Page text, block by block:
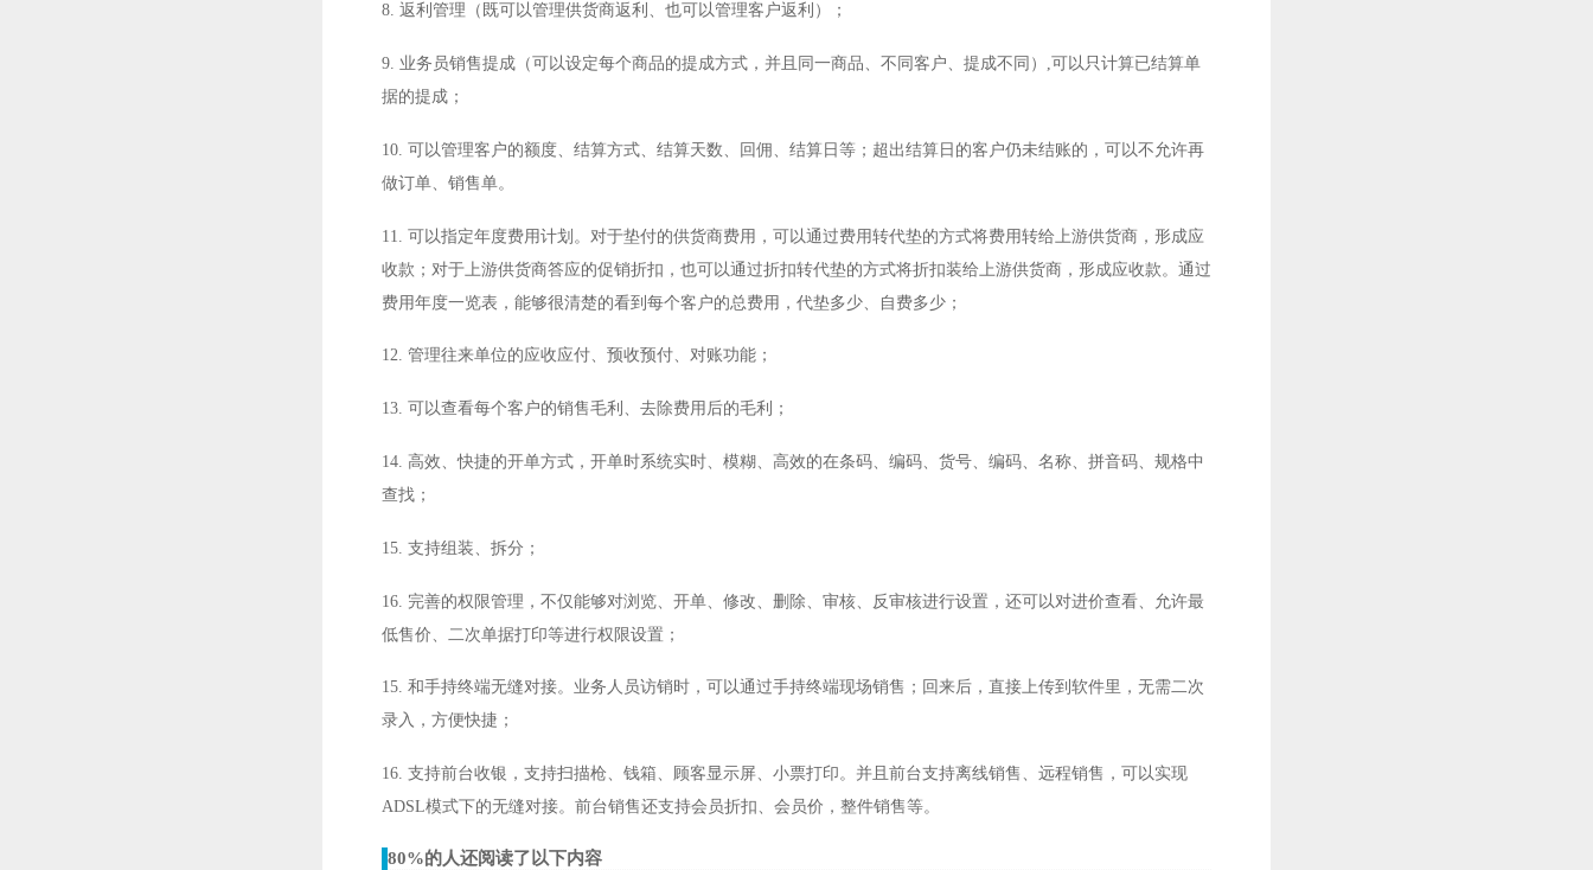
8. 返利管理（既可以管理供货商返利、也可以管理客户返利）；
9. 业务员销售提成（可以设定每个商品的提成方式，并且同一商品、不同客户、提成不同）,可以只计算已结算单
据的提成；
10. 可以管理客户的额度、结算方式、结算天数、回佣、结算日等；超出结算日的客户仍未结账的，可以不允许再
做订单、销售单。
11. 可以指定年度费用计划。对于垫付的供货商费用，可以通过费用转代垫的方式将费用转给上游供货商，形成应
收款；对于上游供货商答应的促销折扣，也可以通过折扣转代垫的方式将折扣装给上游供货商，形成应收款。通过
费用年度一览表，能够很清楚的看到每个客户的总费用，代垫多少、自费多少；
12. 管理往来单位的应收应付、预收预付、对账功能；
13. 可以查看每个客户的销售毛利、去除费用后的毛利；
14. 高效、快捷的开单方式，开单时系统实时、模糊、高效的在条码、编码、货号、编码、名称、拼音码、规格中
查找；
15. 支持组装、拆分；
16. 完善的权限管理，不仅能够对浏览、开单、修改、删除、审核、反审核进行设置，还可以对进价查看、允许最
低售价、二次单据打印等进行权限设置；
15. 和手持终端无缝对接。业务人员访销时，可以通过手持终端现场销售；回来后，直接上传到软件里，无需二次
录入，方便快捷；
16. 支持前台收银，支持扫描枪、钱箱、顾客显示屏、小票打印。并且前台支持离线销售、远程销售，可以实现
ADSL模式下的无缝对接。前台销售还支持会员折扣、会员价，整件销售等。
80%的人还阅读了以下内容